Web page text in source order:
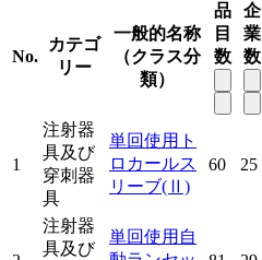
No.
カテゴ
リー
一般的名称
（クラス分
類）
品
目
数
企
業
数
1
注射器
具及び
穿刺器
具
単回使用ト
ロカールス
リーブ(Ⅱ)
60 25
注射器
具及び
単回使用自